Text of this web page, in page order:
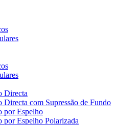
Directa
Directa com Supressão de Fundo
por Espelho
por Espelho Polarizada